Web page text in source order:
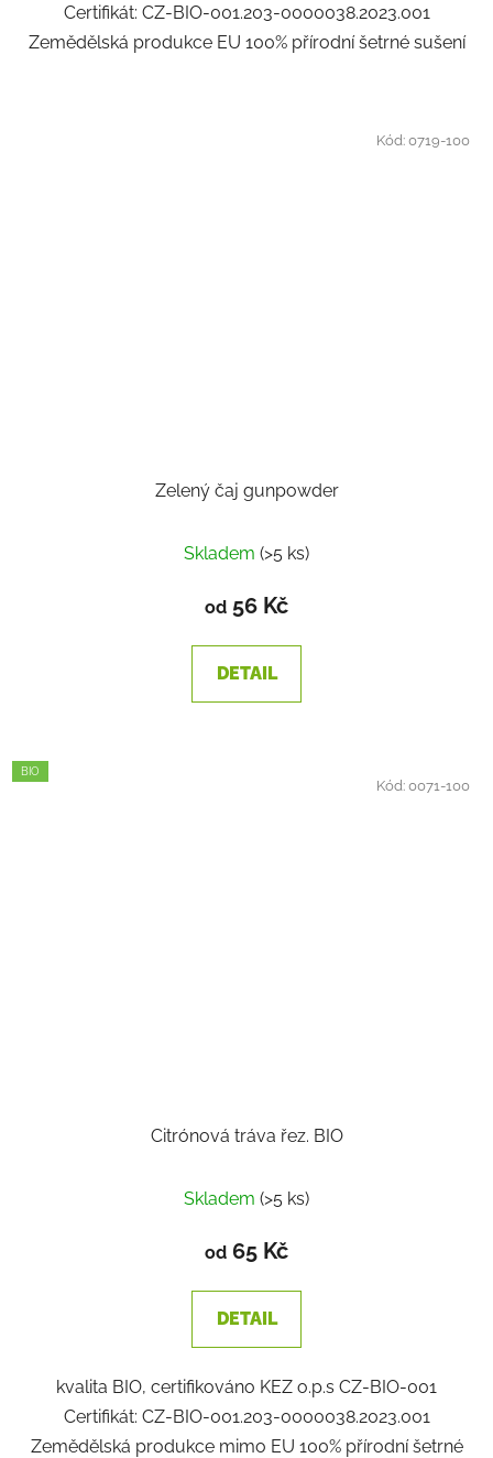
Certifikát: CZ-BIO-001.203-0000038.2023.001
Zemědělská produkce EU 100% přírodní šetrné sušení
Zelený čaj gunpowder
Skladem (>5 ks)
od 56 Kč
DETAIL
Kód:0719-100
BIO
Citrónová tráva řez. BIO
Skladem (>5 ks)
od 65 Kč
DETAIL
kvalita BIO, certifikováno KEZ o.p.s CZ-BIO-001
Certifikát: CZ-BIO-001.203-0000038.2023.001
Zemědělská produkce mimo EU 100% přírodní šetrné
Kód:0071-100